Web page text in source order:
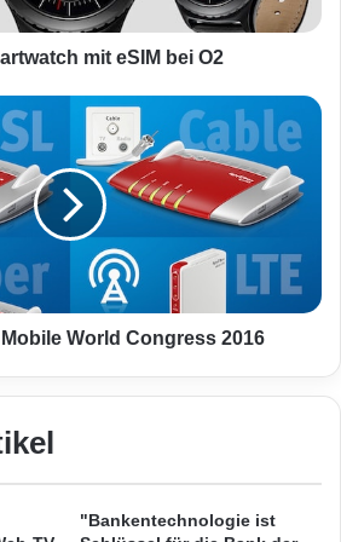
mit eSIM bei O2
World Congress 2016
"Bankentechnologie ist